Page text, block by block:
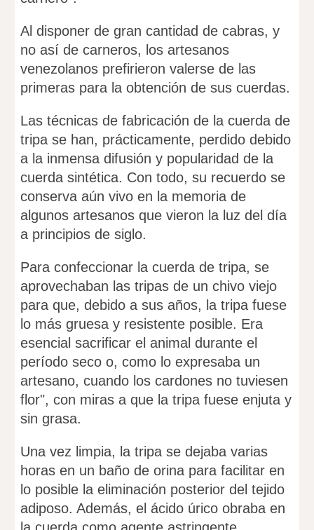
Al disponer de gran cantidad de cabras, y
no así de carneros, los artesanos
venezolanos prefirieron valerse de las
primeras para la obtención de sus cuerdas.
Las técnicas de fabricación de la cuerda de
tripa se han, prácticamente, perdido debido
a la inmensa difusión y popularidad de la
cuerda sintética. Con todo, su recuerdo se
conserva aún vivo en la memoria de
algunos artesanos que vieron la luz del día
a principios de siglo.
Para confeccionar la cuerda de tripa, se
aprovechaban las tripas de un chivo viejo
para que, debido a sus años, la tripa fuese
lo más gruesa y resistente posible. Era
esencial sacrificar el animal durante el
período seco o, como lo expresaba un
artesano, cuando los cardones no tuviesen
flor", con miras a que la tripa fuese enjuta y
sin grasa.
Una vez limpia, la tripa se dejaba varias
horas en un baño de orina para facilitar en
lo posible la eliminación posterior del tejido
adiposo. Además, el ácido úrico obraba en